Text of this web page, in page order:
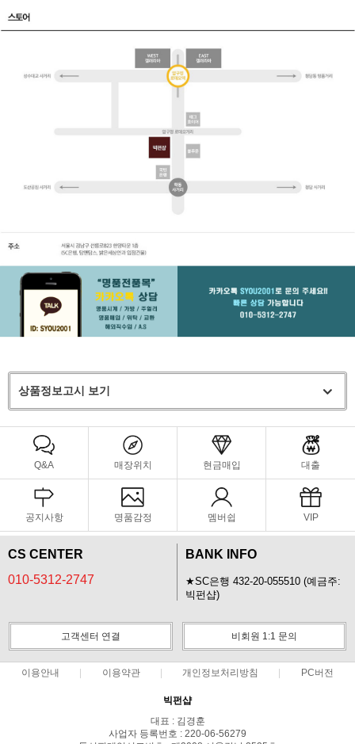
상품정보고시 보기
Q&A 매장위치 현금매입 대출
공지사항 명품감정 멤버쉽 VIP
CS CENTER
010-5312-2747
BANK INFO
★SC은행 432-20-055510 (예금주:
빅펀샵)
고객센터 연결 비회원 1:1 문의
이용안내 이용약관 개인정보처리방침 PC버전
빅펀샵
대표 : 김경훈
사업자 등록번호 : 220-06-56279